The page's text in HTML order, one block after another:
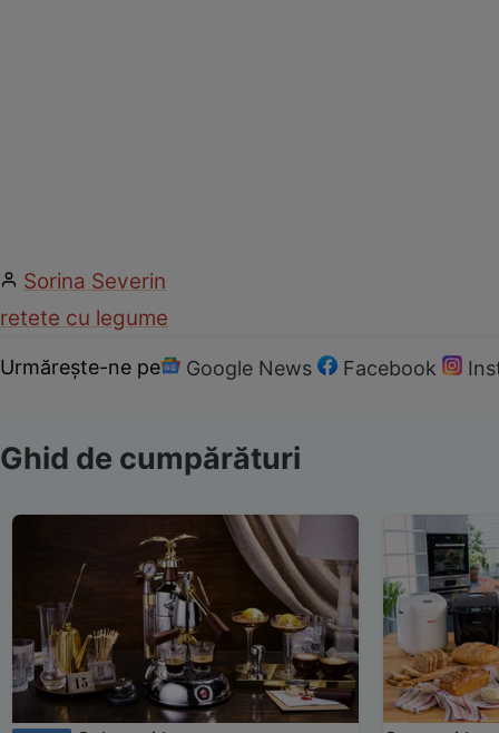
Sorina Severin
retete cu legume
Urmărește-ne pe Google News Facebook
Ghid de cumpărături